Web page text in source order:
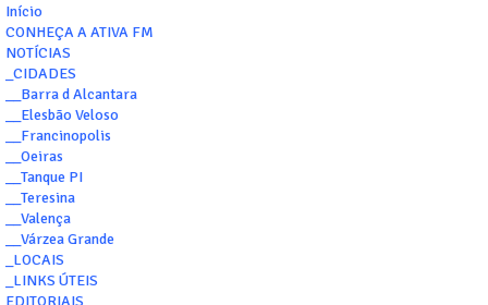
Início
CONHEÇA A ATIVA FM
NOTÍCIAS
_CIDADES
__Barra d Alcantara
__Elesbão Veloso
__Francinopolis
__Oeiras
__Tanque PI
__Teresina
__Valença
__Várzea Grande
_LOCAIS
_LINKS ÚTEIS
EDITORIAIS